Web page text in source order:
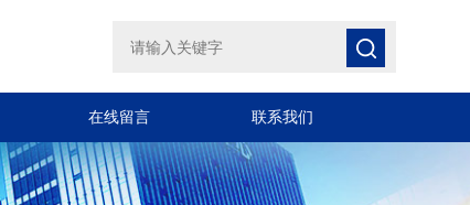
在线留言 联系我们